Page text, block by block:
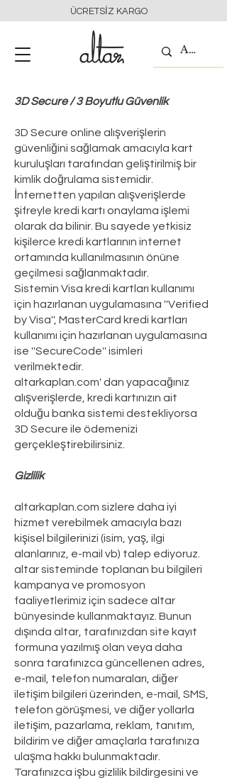
ÜCRETSİZ KARGO
3D Secure / 3 Boyutlu Güvenlik
3D Secure online alışverişlerin
güvenliğini sağlamak amacıyla kart
kuruluşları tarafından geliştirilmiş bir
kimlik doğrulama sistemidir.
İnternetten yapılan alışverişlerde
şifreyle kredi kartı onaylama işlemi
olarak da bilinir. Bu sayede yetkisiz
kişilerce kredi kartlarının internet
ortamında kullanılmasının önüne
geçilmesi sağlanmaktadır.
Sistemin Visa kredi kartları kullanımı
için hazırlanan uygulamasına ''Verified
by Visa'', MasterCard kredi kartları
kullanımı için hazırlanan uygulamasına
ise ''SecureCode'' isimleri
verilmektedir.
altarkaplan.com' dan yapacağınız
alışverişlerde, kredi kartınızın ait
olduğu banka sistemi destekliyorsa
3D Secure ile ödemenizi
gerçekleştirebilirsiniz.
Gizlilik
altarkaplan.com sizlere daha iyi
hizmet verebilmek amacıyla bazı
kişisel bilgilerinizi (isim, yaş, ilgi
alanlarınız, e-mail vb) talep ediyoruz.
altar sisteminde toplanan bu bilgileri
kampanya ve promosyon
faaliyetlerimiz için sadece altar
bünyesinde kullanmaktayız. Bunun
dışında altar, tarafınızdan site kayıt
formuna yazılmış olan veya daha
sonra tarafınızca güncellenen adres,
e-mail, telefon numaraları, diğer
iletişim bilgileri üzerinden, e-mail, SMS,
telefon görüşmesi, ve diğer yollarla
iletişim, pazarlama, reklam, tanıtım,
bildirim ve diğer amaçlarla tarafınıza
ulaşma hakkı bulunmaktadır.
Tarafınızca işbu gizlilik bildirgesini ve